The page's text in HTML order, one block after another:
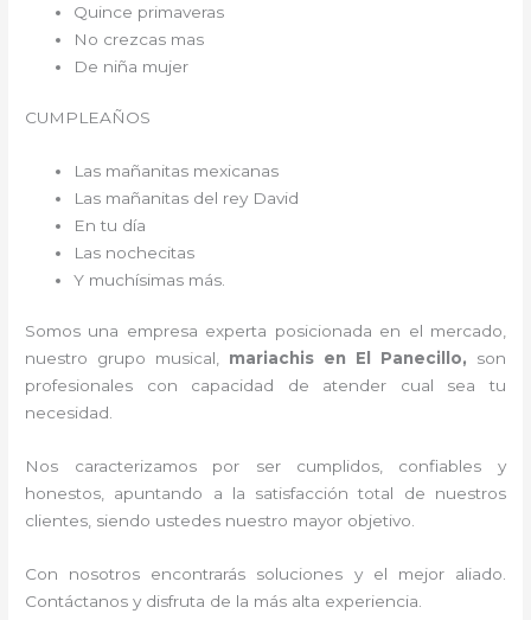
Quince primaveras
No crezcas mas
De niña mujer
CUMPLEAÑOS
Las mañanitas mexicanas
Las mañanitas del rey David
En tu día
Las nochecitas
Y muchísimas más.
Somos una empresa experta posicionada en el mercado,
nuestro grupo musical, mariachis en El Panecillo, son
profesionales con capacidad de atender cual sea tu
necesidad.
Nos caracterizamos por ser cumplidos, confiables y
honestos, apuntando a la satisfacción total de nuestros
clientes, siendo ustedes nuestro mayor objetivo.
Con nosotros encontrarás soluciones y el mejor aliado.
Contáctanos y disfruta de la más alta experiencia.